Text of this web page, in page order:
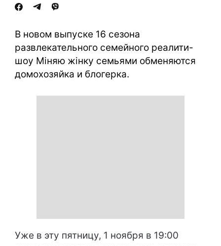
В новом выпуске 16 сезона
развлекательного семейного реалити-
шоу Міняю жінку семьями обменяются
домохозяйка и блогерка.
Уже в эту пятницу, 1 ноября в 19:00